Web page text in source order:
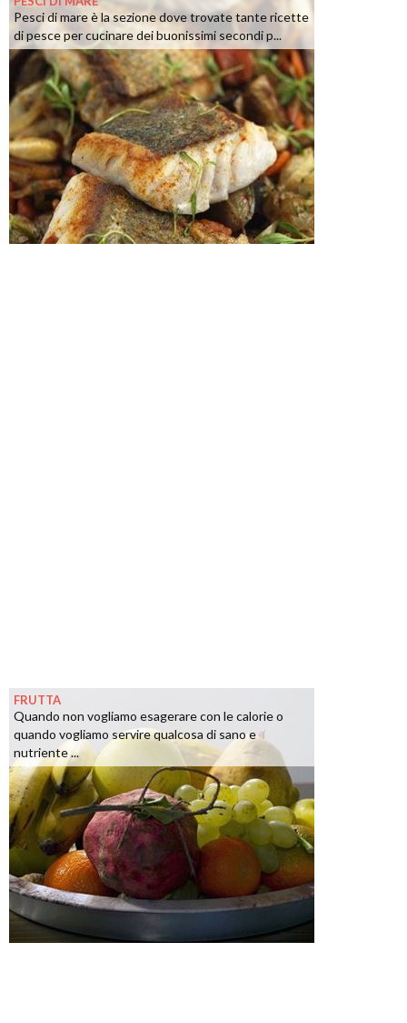
Pesci di mare è la sezione dove trovate tante ricette
di pesce per cucinare dei buonissimi secondi p...
FRUTTA
Quando non vogliamo esagerare con le calorie o
quando vogliamo servire qualcosa di sano e
nutriente ...